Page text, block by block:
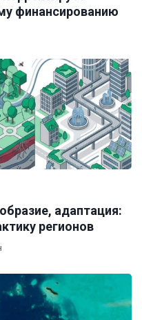
финансированию
адаптация:
регионов